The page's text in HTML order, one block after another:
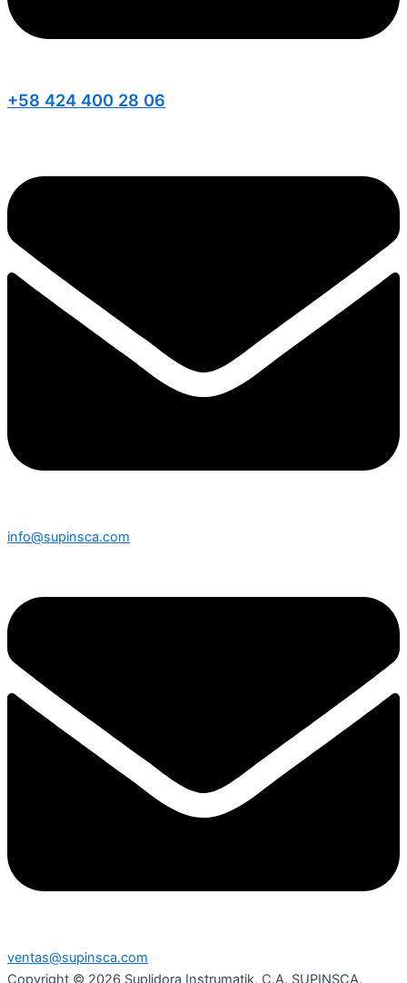
+58 424 400 28 06
info@supinsca.com
ventas@supinsca.com
Copyright © 2026 Suplidora Instrumatik, C.A. SUPINSCA.